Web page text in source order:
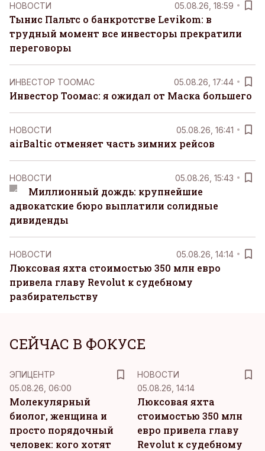
НОВОСТИ 05.08.26, 18:59
Тынис Пальтс о банкротстве Levikom: в
трудный момент все инвесторы прекратили
переговоры
ИНВЕСТОР ТООМАС 05.08.26, 17:44
Инвестор Тоомас: я ожидал от Маска большего
НОВОСТИ 05.08.26, 16:41
airBaltic отменяет часть зимних рейсов
НОВОСТИ 05.08.26, 15:43
Миллионный дождь: крупнейшие
адвокатские бюро выплатили солидные
дивиденды
НОВОСТИ 05.08.26, 14:14
Люксовая яхта стоимостью 350 млн евро
привела главу Revolut к судебному
разбирательству
СЕЙЧАС В ФОКУСЕ
ЭПИЦЕНТР
05.08.26, 06:00
Молекулярный
биолог, женщина и
просто порядочный
человек: кого хотят
НОВОСТИ
05.08.26, 14:14
Люксовая яхта
стоимостью 350 млн
евро привела главу
Revolut к судебному